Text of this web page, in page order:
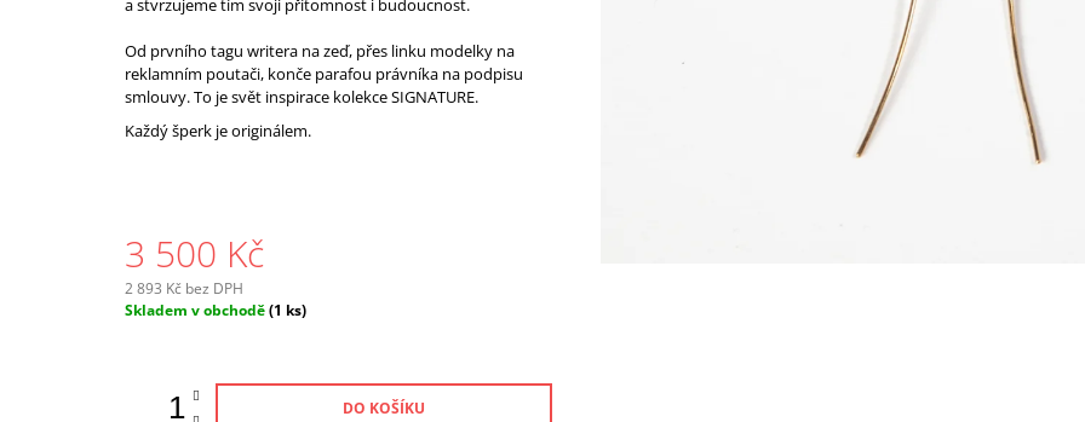
a stvrzujeme tím svoji přítomnost i budoucnost.
Od prvního tagu writera na zeď, přes linku modelky na
reklamním poutači, konče parafou právníka na podpisu
smlouvy. To je svět inspirace kolekce SIGNATURE.
Každý šperk je originálem.
3 500 Kč
2 893 Kč bez DPH
Měrná
Skladem v obchodě(1 ks)
DO KOŠÍKU